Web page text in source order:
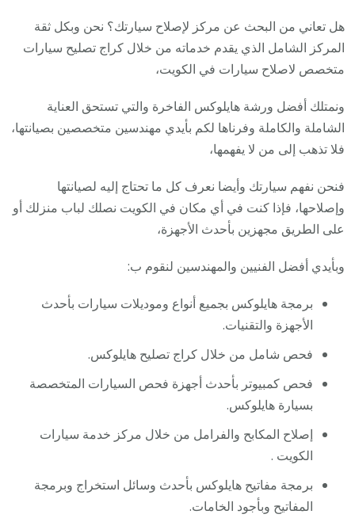
هل تعاني من البحث عن مركز لإصلاح سيارتك؟ نحن وبكل ثقة
المركز الشامل الذي يقدم خدماته من خلال كراج تصليح سيارات
متخصص لاصلاح سيارات في الكويت،
ونمتلك أفضل ورشة هايلوكس الفاخرة والتي تستحق العناية
الشاملة والكاملة وفرناها لكم بأيدي مهندسين متخصصين بصيانتها،
فلا تذهب إلى من لا يفهمها،
فنحن نفهم سيارتك وأيضا نعرف كل ما تحتاج إليه لصيانتها
وإصلاحها، فإذا كنت في أي مكان في الكويت نصلك لباب منزلك أو
على الطريق مجهزين بأحدث الأجهزة،
وبأيدي أفضل الفنيين والمهندسين لنقوم ب:
برمجة هايلوكس بجميع أنواع وموديلات سيارات بأحدث
الأجهزة والتقنيات.
فحص شامل من خلال كراج تصليح هايلوكس.
فحص كمبيوتر بأحدث أجهزة فحص السيارات المتخصصة
بسيارة هايلوكس.
إصلاح المكابح والفرامل من خلال مركز خدمة سيارات
الكويت .
برمجة مفاتيح هايلوكس بأحدث وسائل استخراج وبرمجة
المفاتيح وبأجود الخامات.